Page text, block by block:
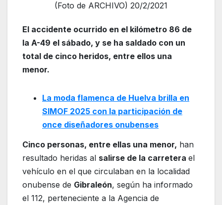
(Foto de ARCHIVO) 20/2/2021
El accidente ocurrido en el kilómetro 86 de
la A-49 el sábado, y se ha saldado con un
total de cinco heridos, entre ellos una
menor.
La moda flamenca de Huelva brilla en
SIMOF 2025 con la participación de
once diseñadores onubenses
Cinco personas, entre ellas una menor, han
resultado heridas al salirse de la carretera el
vehículo en el que circulaban en la localidad
onubense de Gibraleón, según ha informado
el 112, perteneciente a la Agencia de